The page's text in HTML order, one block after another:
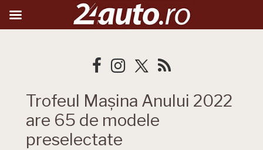
Trofeul Mașina Anului 2022
are 65 de modele
preselectate